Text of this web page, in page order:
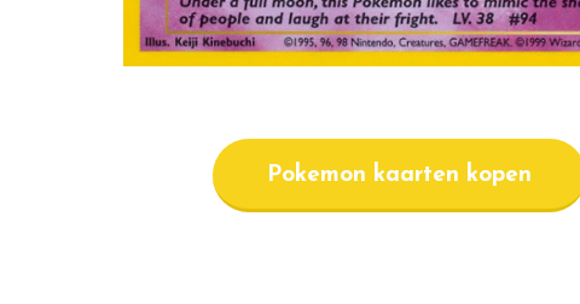
Pokemon kaarten kopen